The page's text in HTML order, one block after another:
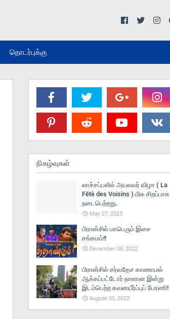
தொடர்புக்கு
நிகழ்வுகள்
லாச்சப்பலில் அயலவர் விழா ( La
Fētè des Voisins ) மிக சிறப்பாக
நடைபெற்றது.
May 27, 2023
பிரான்சில் மாபெரும் இசை
சங்கமம்!!
December 08, 2022
பிரான்சில் சர்வதேச காணாமல்
ஆக்கப்பட்டோர் நாளான இன்று
இடம்பெற்ற கவனயீர்ப்புப் பேரணி!
August 30, 2022